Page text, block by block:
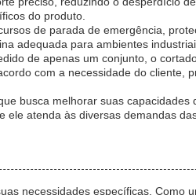
do produto.
de parada de emergência,
adequada para ambientes
de apenas um conjunto, o
com a necessidade do
busca melhorar suas
atenda às diversas demandas
necessidades específicas.